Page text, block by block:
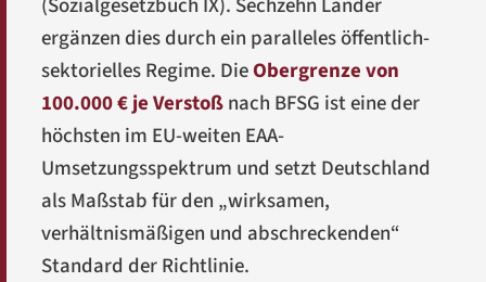
(Sozialgesetzbuch IX). Sechzehn Länder
ergänzen dies durch ein paralleles öffentlich-
sektorielles Regime. DieObergrenze von
100.000 € je Verstoßnach BFSG ist eine der
höchsten im EU-weiten EAA-
Umsetzungsspektrum und setzt Deutschland
als Maßstab für den „wirksamen,
verhältnismäßigen und abschreckenden“
Standard der Richtlinie.